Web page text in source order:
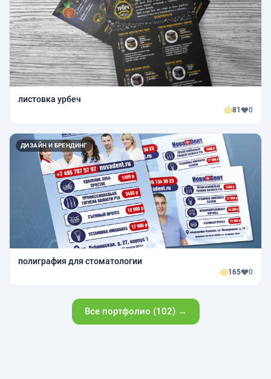
листовка урбеч
81 0
ДИЗАЙН И БРЕНДИНГ
полиграфия для стоматологии
165 0
Все портфолио (102) →